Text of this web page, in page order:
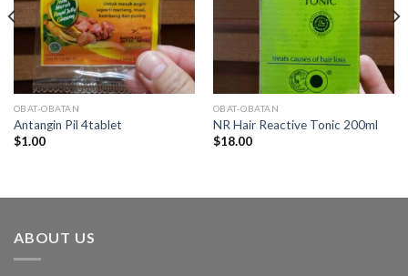
OBAT-OBATAN
Antangin Pil 4tablet
$1.00
OBAT-OBATAN
NR Hair Reactive Tonic 200ml
$18.00
ABOUT US